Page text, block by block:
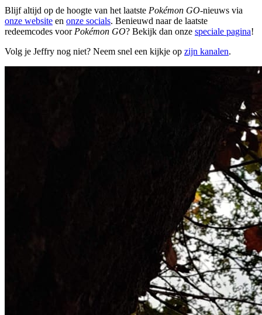
Blijf altijd op de hoogte van het laatste Pokémon GO-nieuws via
onze website en onze socials. Benieuwd naar de laatste
redeemcodes voor Pokémon GO? Bekijk dan onze speciale pagina!
Volg je Jeffry nog niet? Neem snel een kijkje op zijn kanalen.